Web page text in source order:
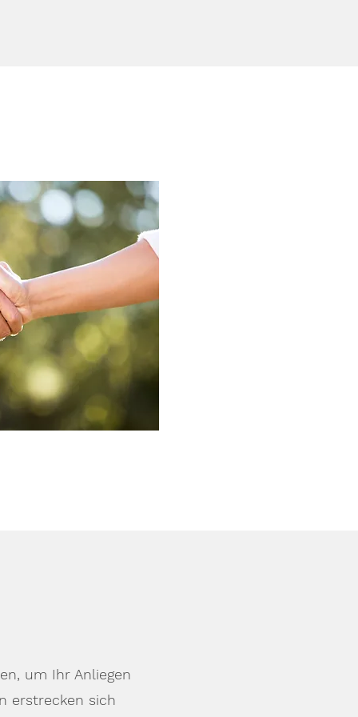
um Ihr Anliegen
erstrecken sich